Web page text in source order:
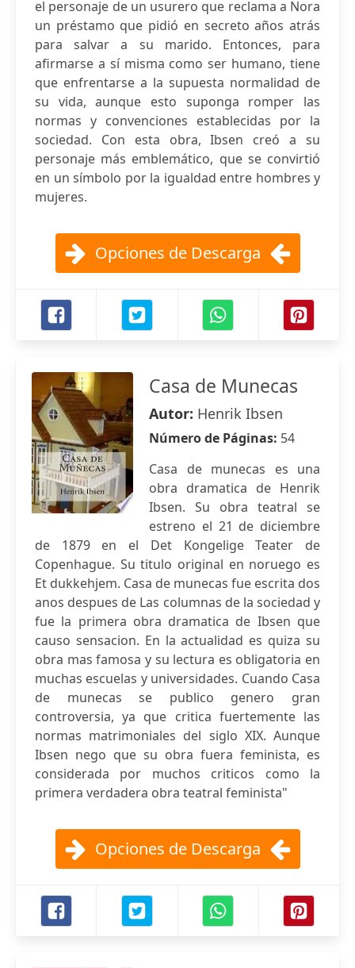
el personaje de un usurero que reclama a Nora
un préstamo que pidió en secreto años atrás
para salvar a su marido. Entonces, para
afirmarse a sí misma como ser humano, tiene
que enfrentarse a la supuesta normalidad de
su vida, aunque esto suponga romper las
normas y convenciones establecidas por la
sociedad. Con esta obra, Ibsen creó a su
personaje más emblemático, que se convirtió
en un símbolo por la igualdad entre hombres y
mujeres.
Opciones de Descarga
Casa de Munecas
Autor: Henrik Ibsen
Número de Páginas: 54
Casa de munecas es una
obra dramatica de Henrik
Ibsen. Su obra teatral se
estreno el 21 de diciembre
de 1879 en el Det Kongelige Teater de
Copenhague. Su titulo original en noruego es
Et dukkehjem. Casa de munecas fue escrita dos
anos despues de Las columnas de la sociedad y
fue la primera obra dramatica de Ibsen que
causo sensacion. En la actualidad es quiza su
obra mas famosa y su lectura es obligatoria en
muchas escuelas y universidades. Cuando Casa
de munecas se publico genero gran
controversia, ya que critica fuertemente las
normas matrimoniales del siglo XIX. Aunque
Ibsen nego que su obra fuera feminista, es
considerada por muchos criticos como la
primera verdadera obra teatral feminista"
Opciones de Descarga